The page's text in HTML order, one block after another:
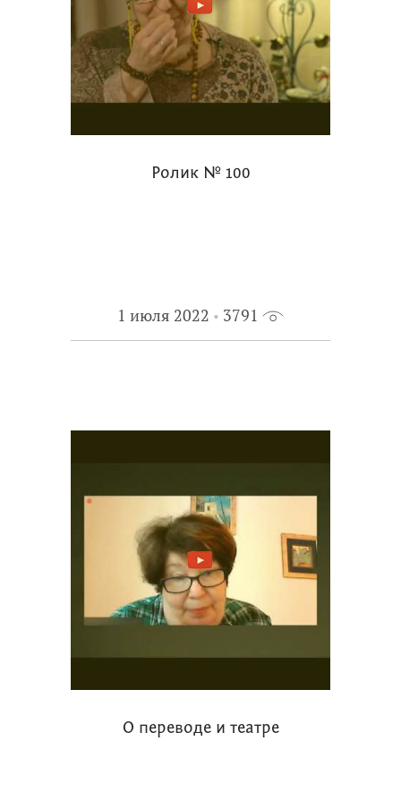
Ролик № 100
1 июля 2022 3791
О переводе и театре